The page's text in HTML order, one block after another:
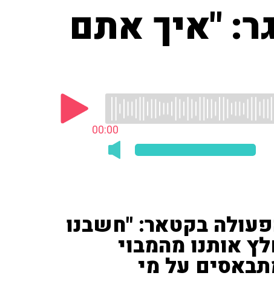
"איך אתם
00:00
בקטאר: "חשבנו
אותנו מהמבוי
על מי